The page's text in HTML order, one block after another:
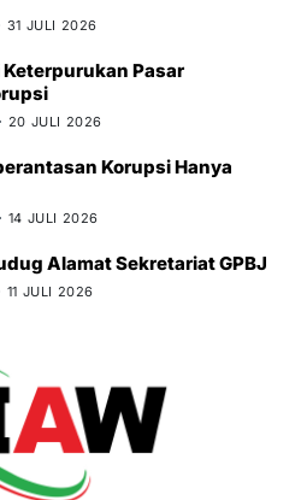
31 JULI 2026
Pasar
20 JULI 2026
Korupsi Hanya
14 JULI 2026
Alamat Sekretariat GPBJ
11 JULI 2026